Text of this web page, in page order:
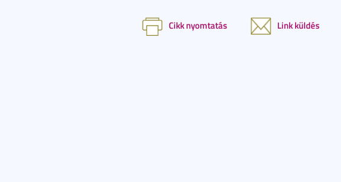
Cikk nyomtatás Link küldés